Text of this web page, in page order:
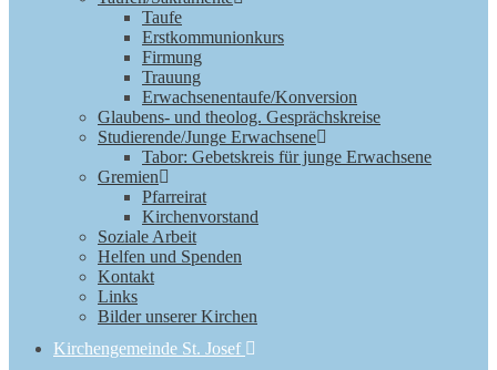
Taufe
Erstkommunionkurs
Firmung
Trauung
Erwachsenentaufe/Konversion
Glaubens- und theolog. Gesprächskreise
Studierende/Junge Erwachsene
Tabor: Gebetskreis für junge Erwachsene
Gremien
Pfarreirat
Kirchenvorstand
Soziale Arbeit
Helfen und Spenden
Kontakt
Links
Bilder unserer Kirchen
Kirchengemeinde St. Josef